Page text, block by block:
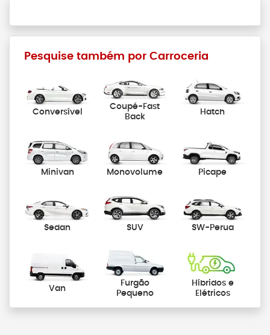
Pesquise também por Carroceria
Conversível
Coupé-Fast
Back
Hatch
Minivan Monovolume Picape
Sedan SUV SW-Perua
Van
Furgão
Pequeno
Híbridos e
Elétricos